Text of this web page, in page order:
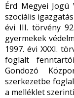
Érd Megyei Jogú
szociális
évi III. törvény
gyermekek
1997. évi XXXI.
foglalt
Gondozó
szerkezetbe
a melléklet